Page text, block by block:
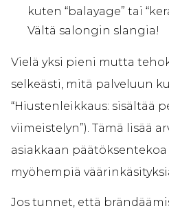
kuten “balayage” tai
Vältä salongin slangia!
Vielä yksi pieni mutta
selkeästi, mitä palveluun
“Hiustenleikkaus: sisältää
viimeistelyn”). Tämä lisää
asiakkaan päätöksentekoa
myöhempiä
Jos tunnet, että